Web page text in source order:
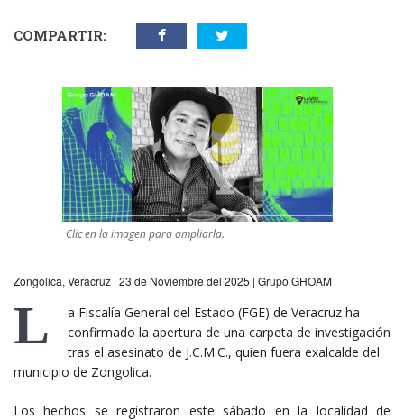
COMPARTIR:
Clic en la imagen para ampliarla.
Zongolica, Veracruz | 23 de Noviembre del 2025 | Grupo GHOAM
L
a Fiscalía General del Estado (FGE) de Veracruz ha
confirmado la apertura de una carpeta de investigación
tras el asesinato de J.C.M.C., quien fuera exalcalde del
municipio de Zongolica.
Los hechos se registraron este sábado en la localidad de